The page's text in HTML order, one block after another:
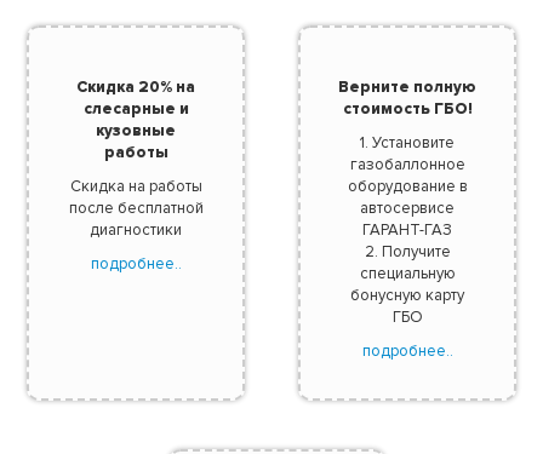
Скидка 20% на
слесарные и
кузовные
работы
Скидка на работы
после бесплатной
диагностики
подробнее..
Верните полную
стоимость ГБО!
1. Установите
газобаллонное
оборудование в
автосервисе
ГАРАНТ-ГАЗ
2. Получите
специальную
бонусную карту
ГБО
подробнее..